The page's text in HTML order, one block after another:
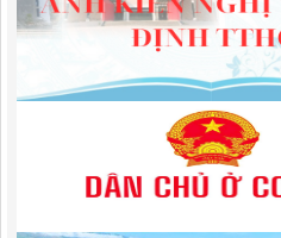
1787/QĐ-UBND
Quyết Định Công bố danh mục thủ
bãi bỏ trong lĩnh vực đầu tư theo
thầu lựa chọn nhà đầu tư thuộc
chính, Ban Quản lý Khu kinh tế
Lượt xem:302 | lượt tải:303
182/QĐ-BQLKKT
Quyết Định Công khai điều chỉnh,